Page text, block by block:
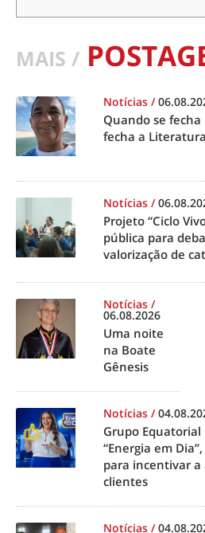
MAIS /
Notícias /
Quando se
fecha a Literatura
Notícias /
Projeto “Ciclo
pública para
valorização de
Notícias /
06.08.2026
Uma noite
na Boate
Gênesis
Notícias /
Grupo
“Energia em
para incentivar a
clientes
Notícias /